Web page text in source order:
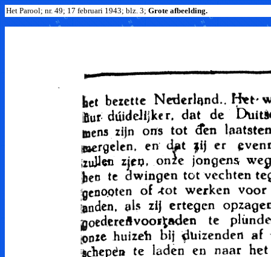
Het Parool; nr. 49; 17 februari 1943; blz. 3; Grote afbeelding.